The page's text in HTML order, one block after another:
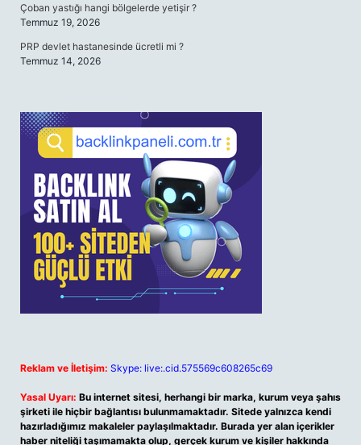
Çoban yastığı hangi bölgelerde yetişir ?
Temmuz 19, 2026
PRP devlet hastanesinde ücretli mi ?
Temmuz 14, 2026
Reklam ve İletişim: Skype: live:.cid.575569c608265c69
Yasal Uyarı: Bu internet sitesi, herhangi bir marka, kurum veya şahıs
şirketi ile hiçbir bağlantısı bulunmamaktadır. Sitede yalnızca kendi
hazırladığımız makaleler paylaşılmaktadır. Burada yer alan içerikler
haber niteliği taşımamakta olup, gerçek kurum ve kişiler hakkında